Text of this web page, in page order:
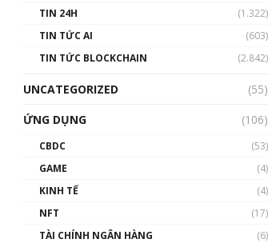
TIN 24H
(1.322)
TIN TỨC AI
(603)
TIN TỨC BLOCKCHAIN
(2.842)
UNCATEGORIZED
(55)
ỨNG DỤNG
(106)
CBDC
(53)
GAME
(4)
KINH TẾ
(4)
NFT
(17)
TÀI CHÍNH NGÂN HÀNG
(6)